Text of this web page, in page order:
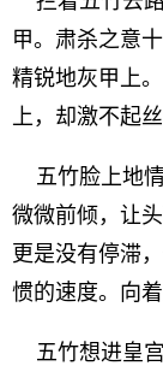
甲。肃杀之意
精锐地灰甲上
上，却激不起
五竹脸上地
微微前倾，让
更是没有停滞
惯的速度。向
五竹想进皇